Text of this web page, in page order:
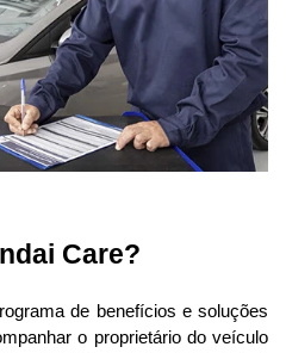
Care?
de benefícios e soluções
o proprietário do veículo